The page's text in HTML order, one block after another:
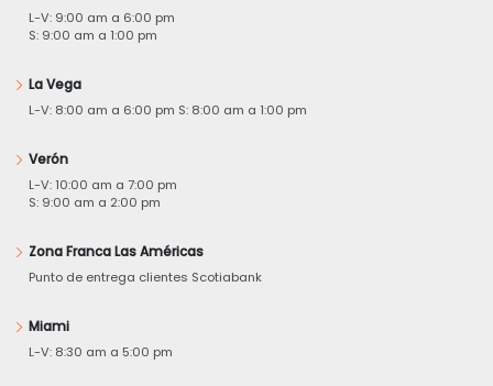
L-V: 9:00 am a 6:00 pm
S: 9:00 am a 1:00 pm
La Vega
L-V: 8:00 am a 6:00 pm S: 8:00 am a 1:00 pm
Verón
L-V: 10:00 am a 7:00 pm
S: 9:00 am a 2:00 pm
Zona Franca Las Américas
Punto de entrega clientes Scotiabank
Miami
L-V: 8:30 am a 5:00 pm